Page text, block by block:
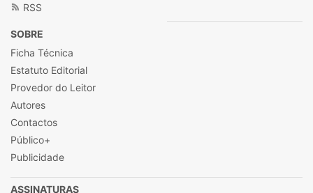
RSS
SOBRE
Ficha Técnica
Estatuto Editorial
Provedor do Leitor
Autores
Contactos
Público+
Publicidade
ASSINATURAS